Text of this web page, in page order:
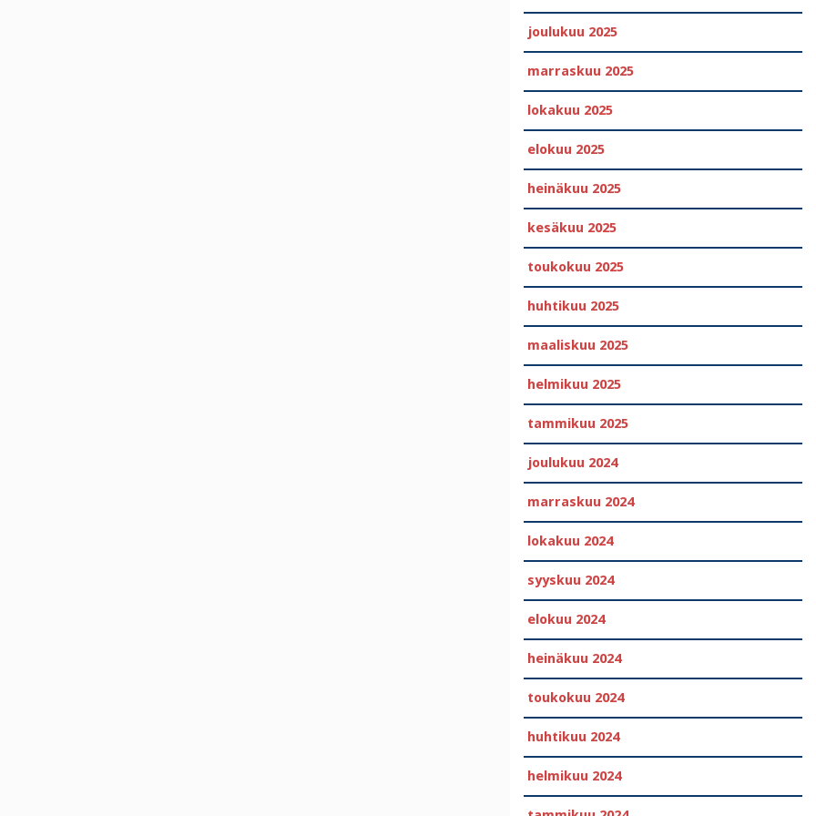
joulukuu 2025
marraskuu 2025
lokakuu 2025
elokuu 2025
heinäkuu 2025
kesäkuu 2025
toukokuu 2025
huhtikuu 2025
maaliskuu 2025
helmikuu 2025
tammikuu 2025
joulukuu 2024
marraskuu 2024
lokakuu 2024
syyskuu 2024
elokuu 2024
heinäkuu 2024
toukokuu 2024
huhtikuu 2024
helmikuu 2024